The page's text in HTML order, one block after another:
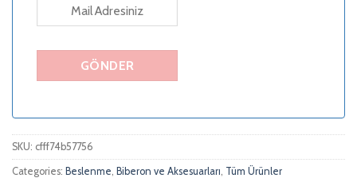
SKU: cfff74b57756
Categories: Beslenme Biberon ve Aksesuarları Tüm Ürünler